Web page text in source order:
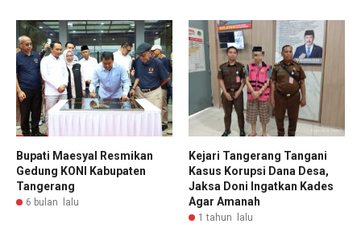
Bupati Maesyal Resmikan
Gedung KONI Kabupaten
Tangerang
6 bulan lalu
Kejari Tangerang Tangani
Kasus Korupsi Dana Desa,
Jaksa Doni Ingatkan Kades
Agar Amanah
1 tahun lalu